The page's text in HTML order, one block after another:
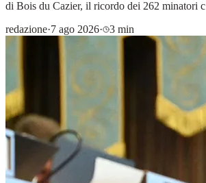
di Bois du Cazier, il ricordo dei 262 minatori c
redazione·7 ago 2026· 3 min